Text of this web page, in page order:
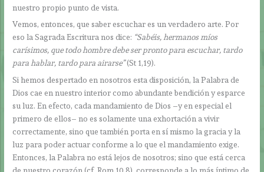
nuestro propio punto de vista.
Vemos, entonces, que saber escuchar es un verdadero arte. Por
eso la Sagrada Escritura nos dice: “Sabéis, hermanos míos
carísimos, que todo hombre debe ser pronto para escuchar, tardo
para hablar, tardo para airarse”(St 1,19).
Si hemos despertado en nosotros esta disposición, la Palabra de
Dios cae en nuestro interior como abundante bendición y esparce
su luz. En efecto, cada mandamiento de Dios –y en especial el
primero de ellos– no es solamente una exhortación a vivir
correctamente, sino que también porta en sí mismo la gracia y la
luz para poder actuar conforme a lo que el mandamiento exige.
Entonces, la Palabra no está lejos de nosotros; sino que está cerca